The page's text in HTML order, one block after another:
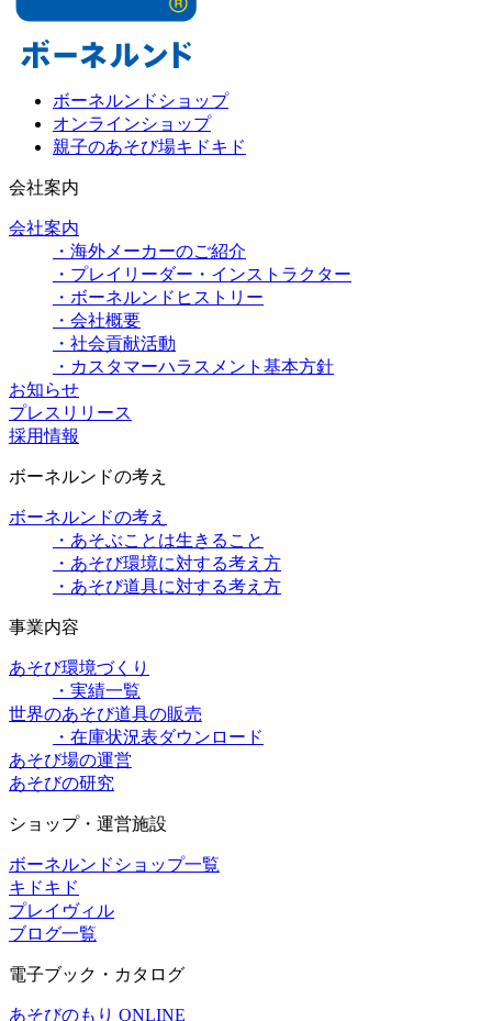
ボーネルンドショップ
オンラインショップ
親子のあそび場キドキド
会社案内
会社案内
・海外メーカーのご紹介
・プレイリーダー・インストラクター
・ボーネルンドヒストリー
・会社概要
・社会貢献活動
・カスタマーハラスメント基本方針
お知らせ
プレスリリース
採用情報
ボーネルンドの考え
ボーネルンドの考え
・あそぶことは生きること
・あそび環境に対する考え方
・あそび道具に対する考え方
事業内容
あそび環境づくり
・実績一覧
世界のあそび道具の販売
・在庫状況表ダウンロード
あそび場の運営
あそびの研究
ショップ・運営施設
ボーネルンドショップ一覧
キドキド
プレイヴィル
ブログ一覧
電子ブック・カタログ
あそびのもり ONLINE